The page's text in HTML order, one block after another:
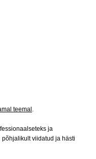
teemal .
ja
viidatud ja hästi